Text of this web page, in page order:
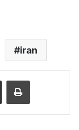
iran
Share via Email Print